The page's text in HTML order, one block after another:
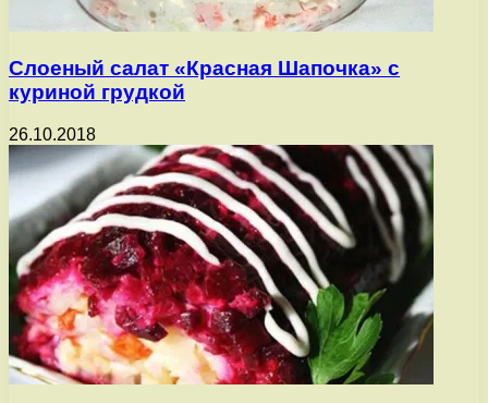
Слоеный салат «Красная Шапочка» с
куриной грудкой
26.10.2018